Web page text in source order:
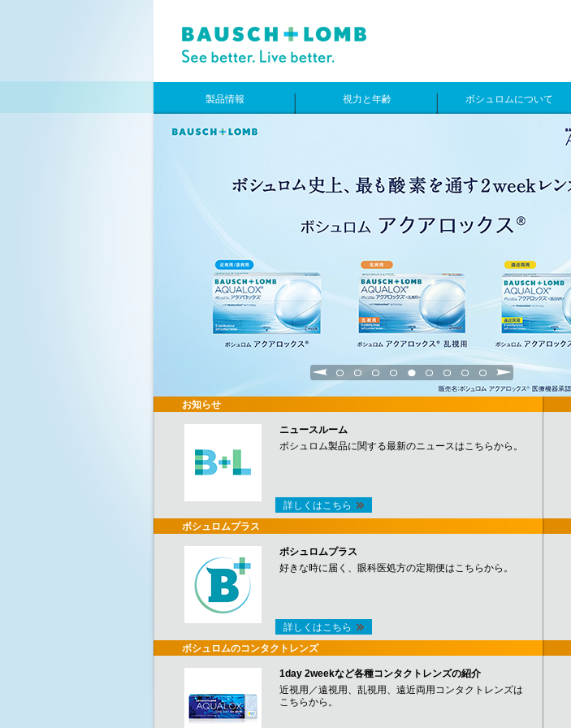
製品情報 視力と年齢 ボシュロムについて
1 2 3 4 5 6 7 8 9
お知らせ
ニュースルーム
ボシュロム製品に関する最新のニュースはこちらから。
詳しくはこちら
ボシュロムプラス
ボシュロムプラス
好きな時に届く、眼科医処方の定期便はこちらから。
詳しくはこちら
ボシュロムのコンタクトレンズ
1day 2weekなど各種コンタクトレンズの紹介
近視用／遠視用、乱視用、遠近両用コンタクトレンズは
こちらから。